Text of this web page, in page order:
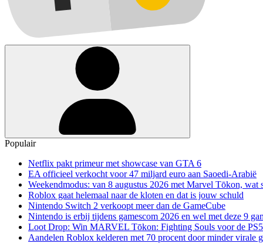
Populair
Netflix pakt primeur met showcase van GTA 6
EA officieel verkocht voor 47 miljard euro aan Saoedi-Arabië
Weekendmodus: van 8 augustus 2026 met Marvel Tōkon, wat
Roblox gaat helemaal naar de kloten en dat is jouw schuld
Nintendo Switch 2 verkoopt meer dan de GameCube
Nintendo is erbij tijdens gamescom 2026 en wel met deze 9
Loot Drop: Win MARVEL Tōkon: Fighting Souls voor de PS5
Aandelen Roblox kelderen met 70 procent door minder virale